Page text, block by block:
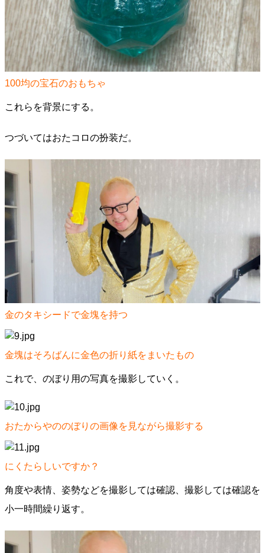
100均の宝石のおもちゃ
これらを背景にする。
つづいてはおたコロの扮装だ。
金のタキシードで金塊を持つ
金塊はそろばんに金色の折り紙をまいたもの
これで、のぼり用の写真を撮影していく。
おたからやののぼりの画像を見ながら撮影する
にくたらしいですか？
角度や表情、姿勢などを撮影しては確認、撮影しては確認を
小一時間繰り返す。